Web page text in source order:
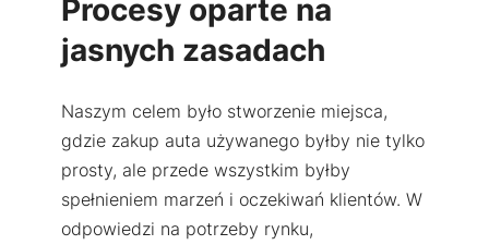
Procesy oparte na
jasnych zasadach
Naszym celem było stworzenie miejsca,
gdzie zakup auta używanego byłby nie tylko
prosty, ale przede wszystkim byłby
spełnieniem marzeń i oczekiwań klientów. W
odpowiedzi na potrzeby rynku,